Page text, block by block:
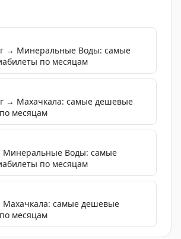
→ Минеральные Воды: самые
по месяцам
→ Махачкала: самые дешевые
месяцам
Минеральные Воды: самые
по месяцам
Махачкала: самые дешевые
месяцам